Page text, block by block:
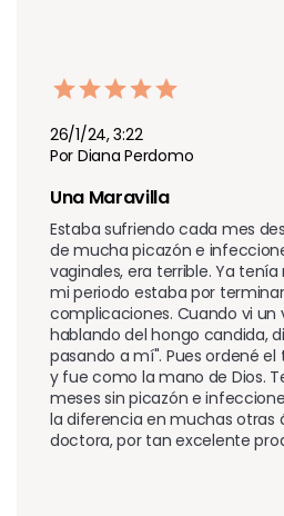
26/1/24, 3:22
Por Diana Perdomo
Una Maravilla
Estaba sufriendo cada mes
de mucha picazón e
vaginales, era terrible. Ya
mi periodo estaba por
complicaciones. Cuando vi un
hablando del hongo candida,
pasando a mí". Pues ordené
y fue como la mano de Dios.
meses sin picazón e
la diferencia en muchas otras
doctora, por tan excelente